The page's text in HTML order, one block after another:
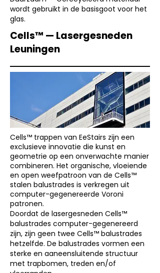
wordt gebruikt in de basisgoot voor het
glas.
Cells™ — Lasergesneden
Leuningen
Cells™ trappen van EeStairs zijn een
exclusieve innovatie die kunst en
geometrie op een onverwachte manier
combineren. Het organische, vloeiende
en open weefpatroon van de Cells™
stalen balustrades is verkregen uit
computer-gegenereerde Voroni
patronen.
Doordat de lasergesneden Cells™
balustrades computer-gegenereerd
zijn, zijn geen twee Cells™ balustrades
hetzelfde. De balustrades vormen een
sterke en aaneensluitende structuur
met trapbomen, treden en/of